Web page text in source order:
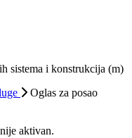
sistema i konstrukcija (m)
Oglas za posao
aktivan.